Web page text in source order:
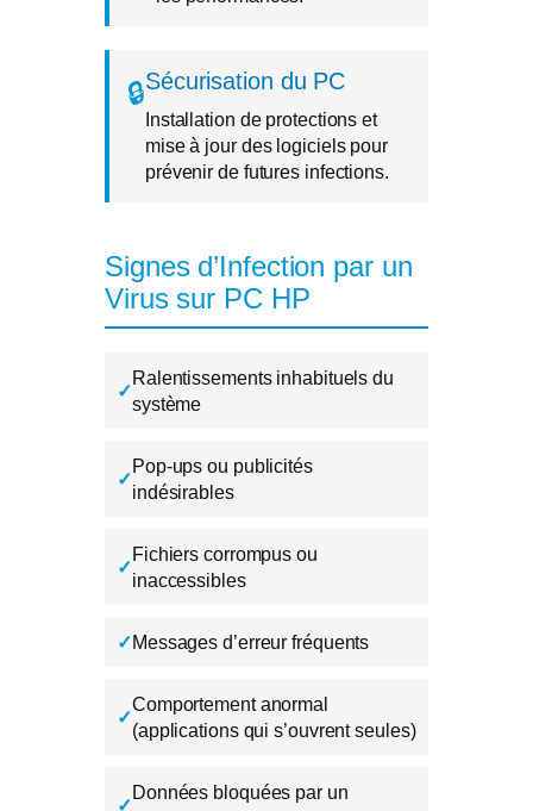
🔒Sécurisation du PC
Installation de protections et
mise à jour des logiciels pour
prévenir de futures infections.
Signes d’Infection par un
Virus sur PC HP
✓
Ralentissements inhabituels du
système
✓
Pop-ups ou publicités
indésirables
✓
Fichiers corrompus ou
inaccessibles
✓Messages d’erreur fréquents
✓
Comportement anormal
(applications qui s’ouvrent seules)
✓
Données bloquées par un